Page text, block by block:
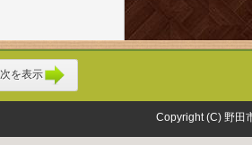
次を表示
Copyright (C) 野田